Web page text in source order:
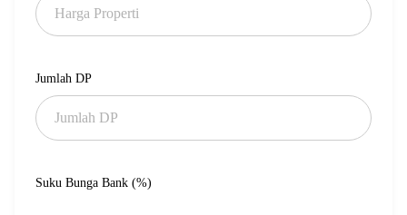
Jumlah DP
Suku Bunga Bank (%)